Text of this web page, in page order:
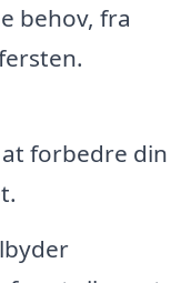
behov, fra
forbedre din